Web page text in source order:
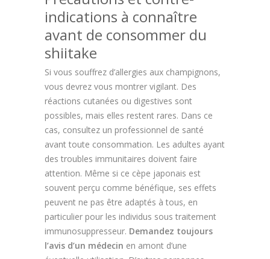
indications à connaître
avant de consommer du
shiitake
Si vous souffrez d’allergies aux champignons,
vous devrez vous montrer vigilant. Des
réactions cutanées ou digestives sont
possibles, mais elles restent rares. Dans ce
cas, consultez un professionnel de santé
avant toute consommation. Les adultes ayant
des troubles immunitaires doivent faire
attention. Même si ce cèpe japonais est
souvent perçu comme bénéfique, ses effets
peuvent ne pas être adaptés à tous, en
particulier pour les individus sous traitement
immunosuppresseur. Demandez toujours
l’avis d’un médecin en amont d’une